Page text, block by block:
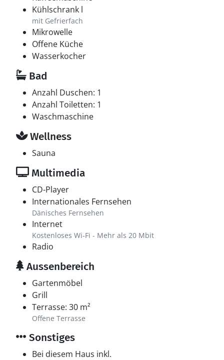
Kühlschrank l
mit Gefrierfach
Mikrowelle
Offene Küche
Wasserkocher
Bad
Anzahl Duschen: 1
Anzahl Toiletten: 1
Waschmaschine
Wellness
Sauna
Multimedia
CD-Player
Internationales Fernsehen
Dänisches Fernsehen
Internet
Kostenloses Wi-Fi - Mehr als 20 Mbit
Radio
Aussenbereich
Gartenmöbel
Grill
Terrasse: 30 m²
Offene Terrasse
Sonstiges
Bei diesem Haus inkl.